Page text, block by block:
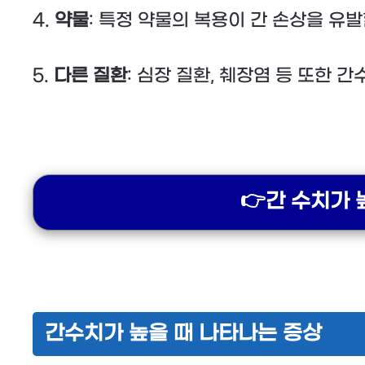
4. 약물: 특정 약물의 복용이 간 손상을 유
5. 다른 질환: 심장 질환, 췌장염 등 또한 간
간수치가 높을 때 나타나는 증상